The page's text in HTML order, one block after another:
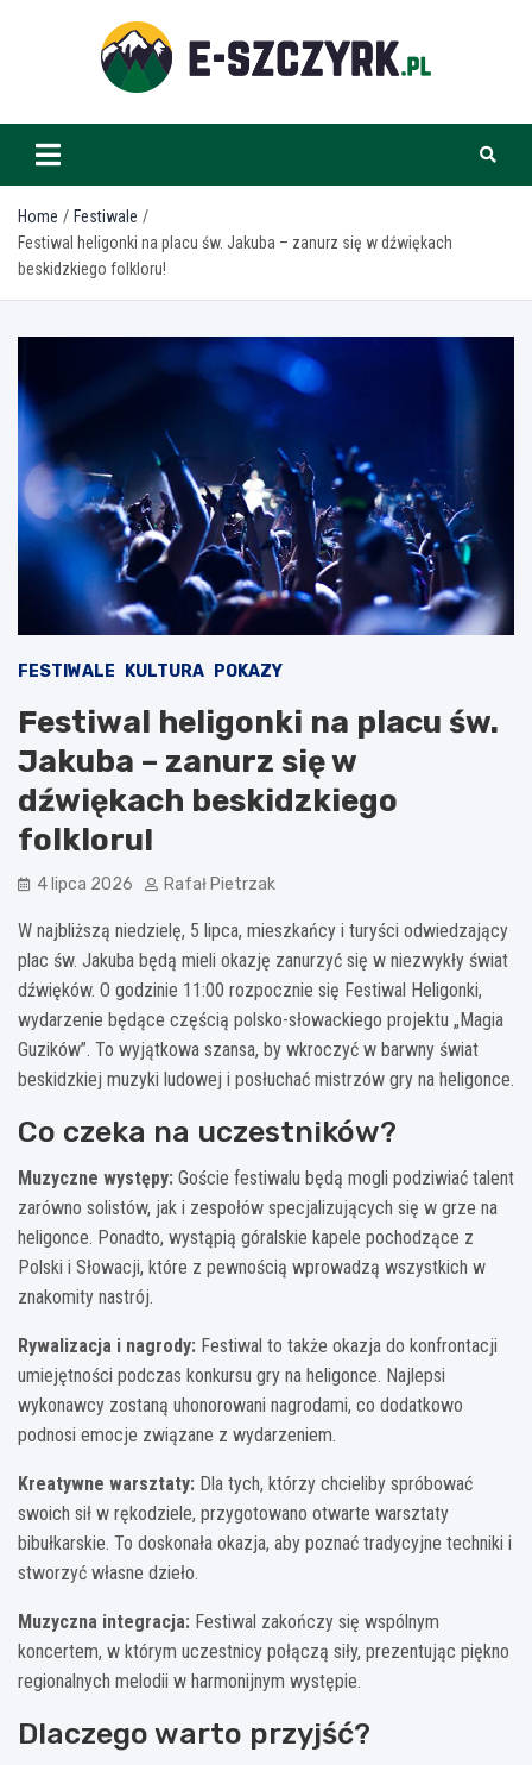
e-szczyrk.pl
Home
Festiwale
Festiwal heligonki na placu św. Jakuba – zanurz się w dźwiękach
beskidzkiego folkloru!
FESTIWALE KULTURA POKAZY
Festiwal heligonki na placu św.
Jakuba – zanurz się w
dźwiękach beskidzkiego
folkloru!
4 lipca 2026 Rafał Pietrzak
W najbliższą niedzielę, 5 lipca, mieszkańcy i turyści odwiedzający
plac św. Jakuba będą mieli okazję zanurzyć się w niezwykły świat
dźwięków. O godzinie 11:00 rozpocznie się Festiwal Heligonki,
wydarzenie będące częścią polsko-słowackiego projektu „Magia
Guzików”. To wyjątkowa szansa, by wkroczyć w barwny świat
beskidzkiej muzyki ludowej i posłuchać mistrzów gry na heligonce.
Co czeka na uczestników?
Muzyczne występy: Goście festiwalu będą mogli podziwiać talent
zarówno solistów, jak i zespołów specjalizujących się w grze na
heligonce. Ponadto, wystąpią góralskie kapele pochodzące z
Polski i Słowacji, które z pewnością wprowadzą wszystkich w
znakomity nastrój.
Rywalizacja i nagrody: Festiwal to także okazja do konfrontacji
umiejętności podczas konkursu gry na heligonce. Najlepsi
wykonawcy zostaną uhonorowani nagrodami, co dodatkowo
podnosi emocje związane z wydarzeniem.
Kreatywne warsztaty: Dla tych, którzy chcieliby spróbować
swoich sił w rękodziele, przygotowano otwarte warsztaty
bibułkarskie. To doskonała okazja, aby poznać tradycyjne techniki i
stworzyć własne dzieło.
Muzyczna integracja: Festiwal zakończy się wspólnym
koncertem, w którym uczestnicy połączą siły, prezentując piękno
regionalnych melodii w harmonijnym występie.
Dlaczego warto przyjść?